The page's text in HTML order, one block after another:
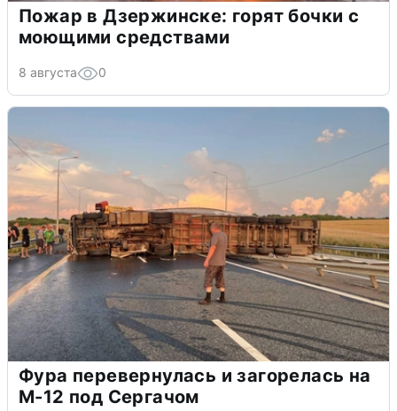
Пожар в Дзержинске: горят бочки с
моющими средствами
8 августа 0
Фура перевернулась и загорелась на
М-12 под Сергачом